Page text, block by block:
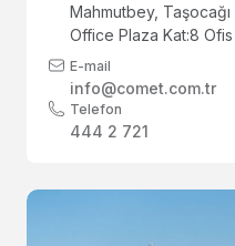
Mahmutbey,
Office Plaza Kat:8
E-mail
info@comet.com.tr
Telefon
444 2 721